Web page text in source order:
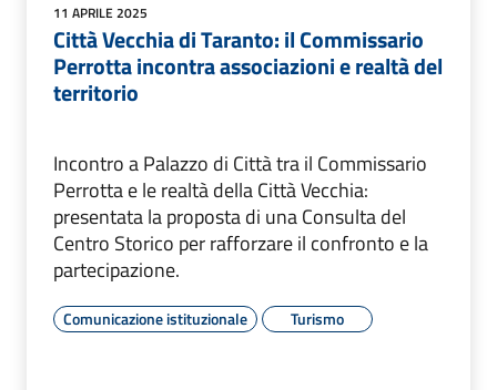
11 APRILE 2025
Città Vecchia di Taranto: il Commissario
Perrotta incontra associazioni e realtà del
territorio
Incontro a Palazzo di Città tra il Commissario
Perrotta e le realtà della Città Vecchia:
presentata la proposta di una Consulta del
Centro Storico per rafforzare il confronto e la
partecipazione.
Comunicazione istituzionale Turismo